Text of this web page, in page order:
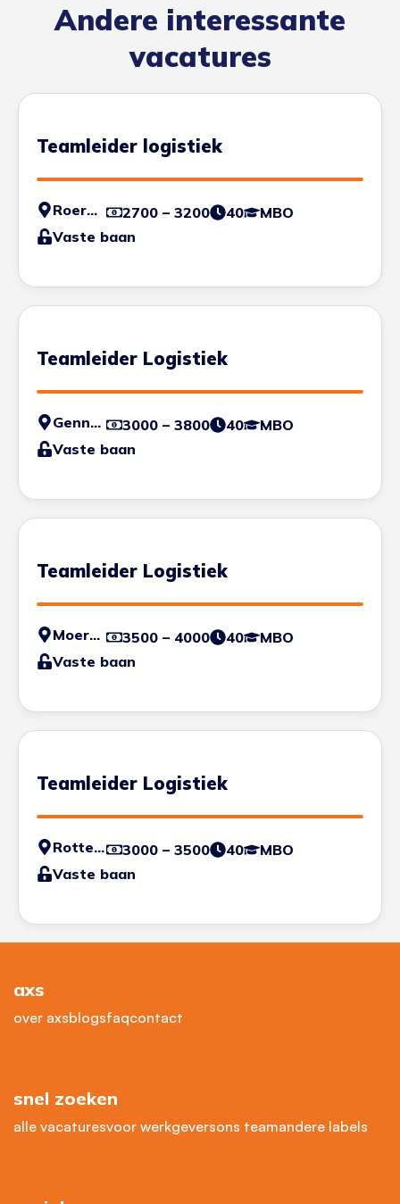
Andere interessante
vacatures
Teamleider logistiek
Roermond 2700 – 3200 40
MBO
Vaste baan
Teamleider Logistiek
Gennep 3000 – 3800 40
MBO
Vaste baan
Teamleider Logistiek
Moerdijk 3500 – 4000 40
MBO
Vaste baan
Teamleider Logistiek
Rotterdam - Haven 3000 – 3500 40
MBO
Vaste baan
axs
over axsblogsfaqcontact
snel zoeken
alle vacaturesvoor werkgeversons teamandere labels